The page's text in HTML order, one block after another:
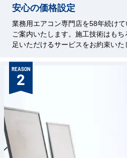
安心の価格設定
業務用エアコン専門店を58年続け
ご案内いたします。施工技術はも
足いただけるサービスをお約束いた
REASON
2